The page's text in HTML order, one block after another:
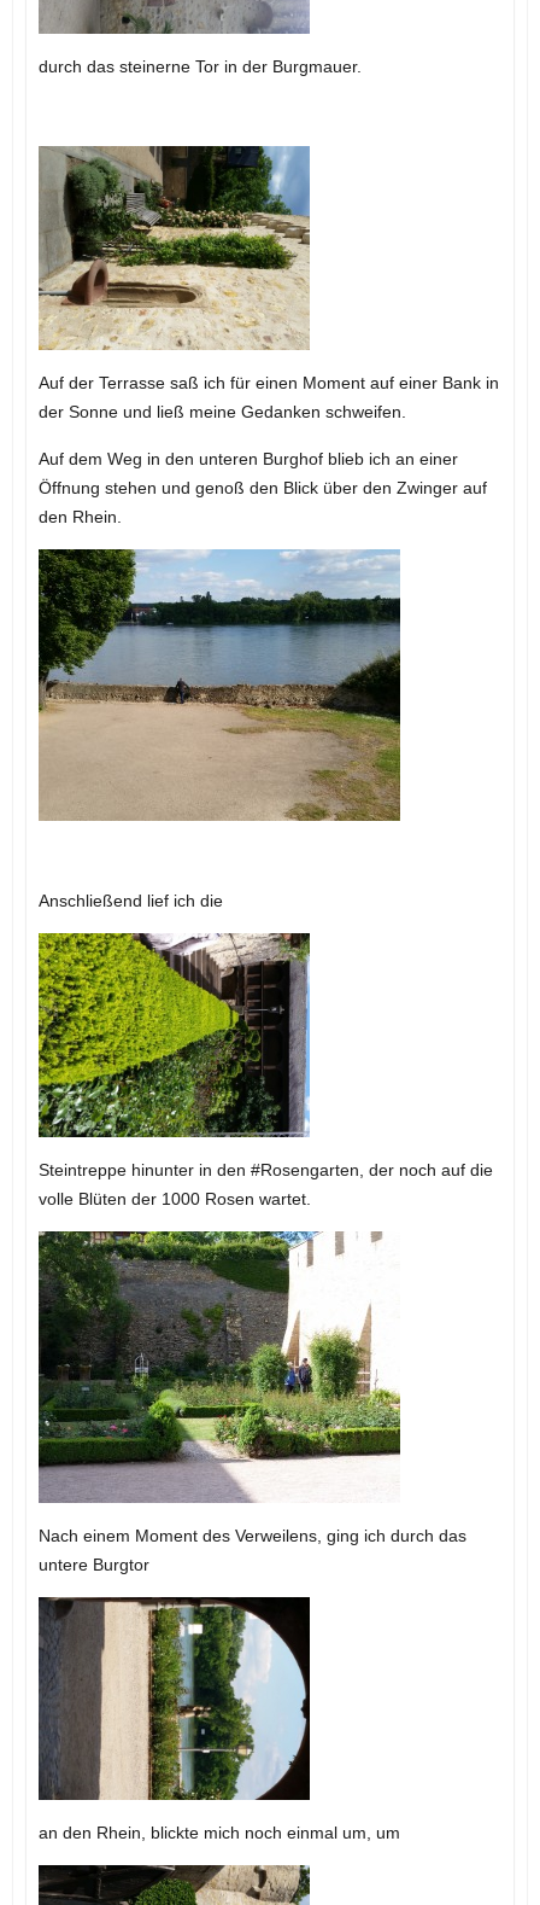
durch das steinerne Tor in der Burgmauer.
Auf der Terrasse saß ich für einen Moment auf einer Bank in
der Sonne und ließ meine Gedanken schweifen.
Auf dem Weg in den unteren Burghof blieb ich an einer
Öffnung stehen und genoß den Blick über den Zwinger auf
den Rhein.
Anschließend lief ich die
Steintreppe hinunter in den #Rosengarten, der noch auf die
volle Blüten der 1000 Rosen wartet.
Nach einem Moment des Verweilens, ging ich durch das
untere Burgtor
an den Rhein, blickte mich noch einmal um, um